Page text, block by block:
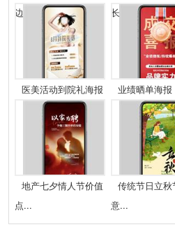
边...
长...
医美活动到院礼海报 业绩晒单海报
地产七夕情人节价值
点...
传统节日立秋
意...